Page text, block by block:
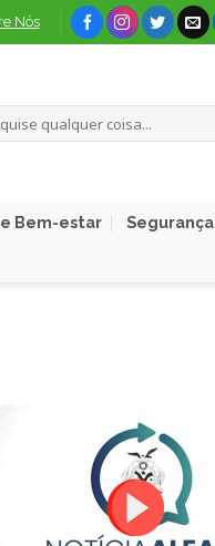
Nós
Bem-estar Segurança